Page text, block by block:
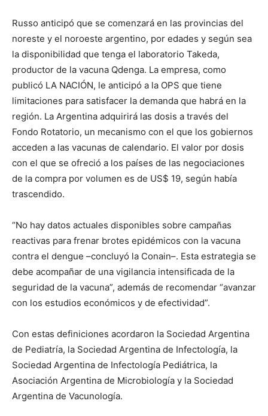
Russo anticipó que se comenzará en las provincias del
noreste y el noroeste argentino, por edades y según sea
la disponibilidad que tenga el laboratorio Takeda,
productor de la vacuna Qdenga. La empresa, como
publicó LA NACIÓN, le anticipó a la OPS que tiene
limitaciones para satisfacer la demanda que habrá en la
región. La Argentina adquirirá las dosis a través del
Fondo Rotatorio, un mecanismo con el que los gobiernos
acceden a las vacunas de calendario. El valor por dosis
con el que se ofreció a los países de las negociaciones
de la compra por volumen es de US$ 19, según había
trascendido.
“No hay datos actuales disponibles sobre campañas
reactivas para frenar brotes epidémicos con la vacuna
contra el dengue –concluyó la Conain–. Esta estrategia se
debe acompañar de una vigilancia intensificada de la
seguridad de la vacuna”, además de recomendar “avanzar
con los estudios económicos y de efectividad”.
Con estas definiciones acordaron la Sociedad Argentina
de Pediatría, la Sociedad Argentina de Infectología, la
Sociedad Argentina de Infectología Pediátrica, la
Asociación Argentina de Microbiología y la Sociedad
Argentina de Vacunología.